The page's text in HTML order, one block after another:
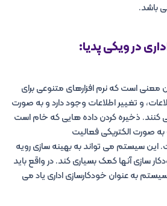
باشد.
در ویکی پدیا:
معنی است که نرم افزارهای متنوعی برای
و تغییر اطلاعات وجود دارد و به صورت
کنند. ذخیره کردن داده هایی که خام است
صورت الکتریکی فعالیت
این سیستم می تواند به بهینه سازی رویه
سازی آنها کمک بسیاری کند. در واقع باید
به عنوان خودکارسازی اداری یاد می